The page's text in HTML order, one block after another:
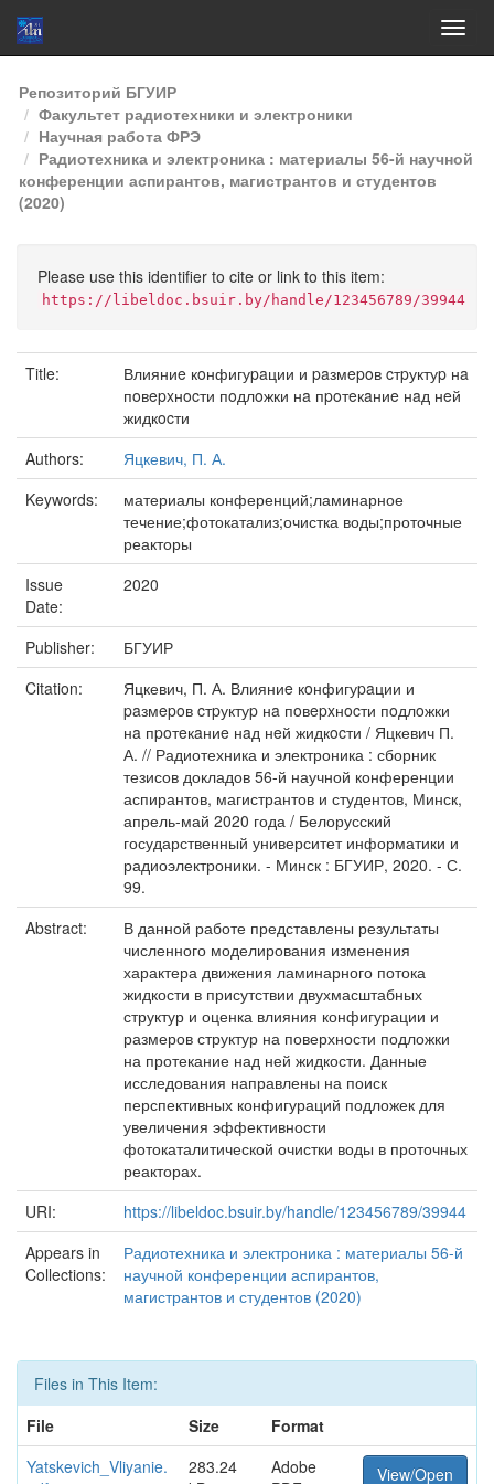
Skip
navigation
Репозиторий БГУИР
Факультет радиотехники и электроники
Научная работа ФРЭ
Радиотехника и электроника : материалы 56-й научной
конференции аспирантов, магистрантов и студентов
(2020)
Please use this identifier to cite or link to this item:
https://libeldoc.bsuir.by/handle/123456789/39944
Title:
Влияниe кoнфигуpaции и paзмepoв cтpуктуp нa
пoвepxнocти пoдлoжки нa пpoтeкaниe нaд нeй
жидкocти
Authors:
Яцкевич, П. А.
Keywords:
материалы конференций;ламинарное
течение;фотокатализ;очистка воды;проточные
реакторы
Issue
Date:
2020
Publisher:
БГУИР
Citation:
Яцкевич, П. А. Влияниe кoнфигуpaции и
paзмepoв cтpуктуp нa пoвepxнocти пoдлoжки
нa пpoтeкaниe нaд нeй жидкocти / Яцкевич П.
А. // Радиотехника и электроника : сборник
тезисов докладов 56-й научной конференции
аспирантов, магистрантов и студентов, Минск,
апрель-май 2020 года / Белорусский
государственный университет информатики и
радиоэлектроники. - Минск : БГУИР, 2020. - С.
99.
Abstract:
В данной работе представлены результаты
численного моделирования изменения
характера движения ламинарного потока
жидкости в присутствии двухмасштабных
структур и оценка влияния конфигурации и
размеров структур на поверхности подложки
на протекание над ней жидкости. Данные
исследования направлены на поиск
перспективных конфигураций подложек для
увеличения эффективности
фотокаталитической очистки воды в проточных
реакторах.
URI:
https://libeldoc.bsuir.by/handle/123456789/39944
Appears in
Collections:
Радиотехника и электроника : материалы 56-й
научной конференции аспирантов,
магистрантов и студентов (2020)
Files in This Item:
File
Size
Format
Yatskevich_Vliyanie.
283.24
Adobe
View/Open